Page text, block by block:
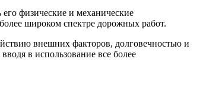
физические и механические
широком спектре дорожных работ.
внешних факторов, долговечностью и
в использование все более